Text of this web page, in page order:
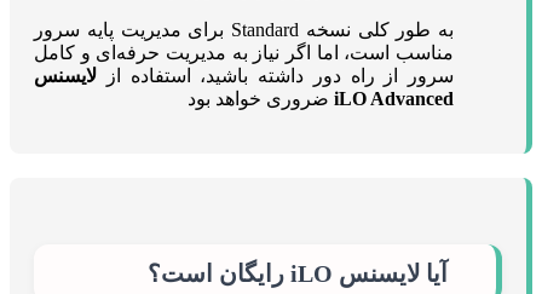
به طور کلی نسخه Standard برای مدیریت پایه سرور
مناسب است، اما اگر نیاز به مدیریت حرفه‌ای و کامل
سرور از راه دور داشته باشید، استفاده از لایسنس
iLO Advanced ضروری خواهد بود
آیا لایسنس iLO رایگان است؟